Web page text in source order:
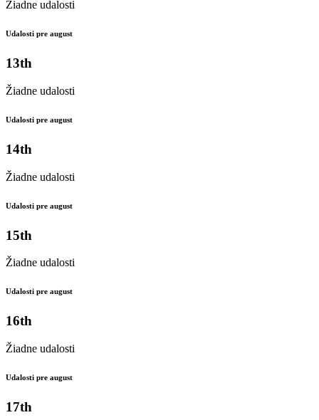
Žiadne udalosti
Udalosti pre august
13th
Žiadne udalosti
Udalosti pre august
14th
Žiadne udalosti
Udalosti pre august
15th
Žiadne udalosti
Udalosti pre august
16th
Žiadne udalosti
Udalosti pre august
17th